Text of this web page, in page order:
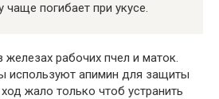
погибает при укусе.
рабочих пчел и маток.
используют апимин для защиты
жало только чтоб устранить